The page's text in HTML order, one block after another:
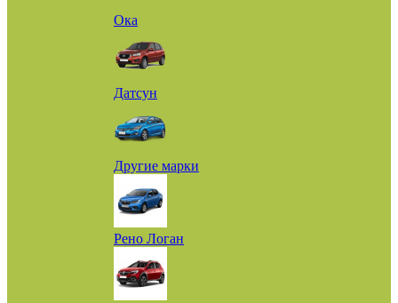
Ока
Датсун
Другие марки
Рено Логан